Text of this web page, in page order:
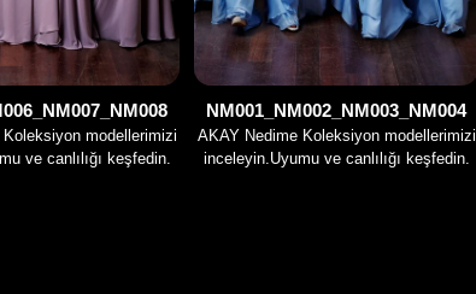
modellerimizi
ve canlılığı keşfedin.
NM001_NM002_NM003_NM004
AKAY Nedime Koleksiyon modellerimizi
inceleyin.Uyumu ve canlılığı keşfedin.